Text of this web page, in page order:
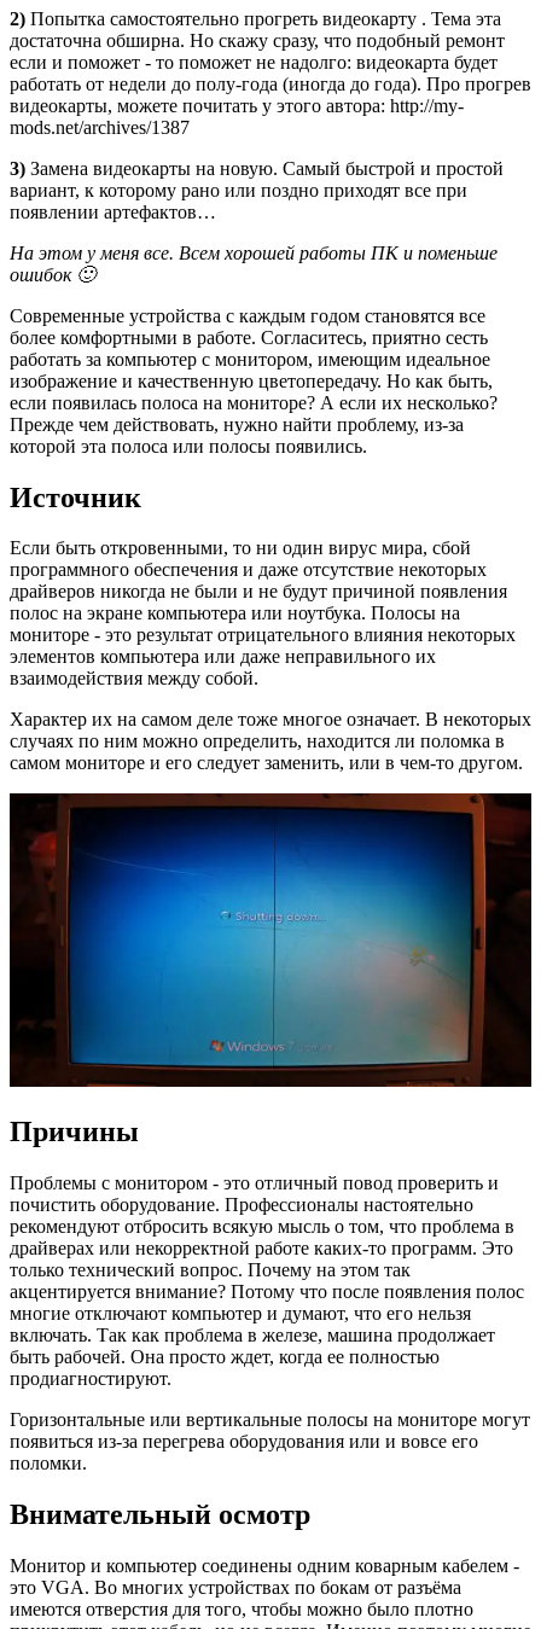
2) Попытка самостоятельно прогреть видеокарту . Тема эта
достаточна обширна. Но скажу сразу, что подобный ремонт
если и поможет - то поможет не надолго: видеокарта будет
работать от недели до полу-года (иногда до года). Про прогрев
видеокарты, можете почитать у этого автора: http://my-
mods.net/archives/1387
3) Замена видеокарты на новую. Самый быстрой и простой
вариант, к которому рано или поздно приходят все при
появлении артефактов…
На этом у меня все. Всем хорошей работы ПК и поменьше
ошибок 🙂
Современные устройства с каждым годом становятся все
более комфортными в работе. Согласитесь, приятно сесть
работать за компьютер с монитором, имеющим идеальное
изображение и качественную цветопередачу. Но как быть,
если появилась полоса на мониторе? А если их несколько?
Прежде чем действовать, нужно найти проблему, из-за
которой эта полоса или полосы появились.
Источник
Если быть откровенными, то ни один вирус мира, сбой
программного обеспечения и даже отсутствие некоторых
драйверов никогда не были и не будут причиной появления
полос на экране компьютера или ноутбука. Полосы на
мониторе - это результат отрицательного влияния некоторых
элементов компьютера или даже неправильного их
взаимодействия между собой.
Характер их на самом деле тоже многое означает. В некоторых
случаях по ним можно определить, находится ли поломка в
самом мониторе и его следует заменить, или в чем-то другом.
Причины
Проблемы с монитором - это отличный повод проверить и
почистить оборудование. Профессионалы настоятельно
рекомендуют отбросить всякую мысль о том, что проблема в
драйверах или некорректной работе каких-то программ. Это
только технический вопрос. Почему на этом так
акцентируется внимание? Потому что после появления полос
многие отключают компьютер и думают, что его нельзя
включать. Так как проблема в железе, машина продолжает
быть рабочей. Она просто ждет, когда ее полностью
продиагностируют.
Горизонтальные или вертикальные полосы на мониторе могут
появиться из-за перегрева оборудования или и вовсе его
поломки.
Внимательный осмотр
Монитор и компьютер соединены одним коварным кабелем -
это VGA. Во многих устройствах по бокам от разъёма
имеются отверстия для того, чтобы можно было плотно